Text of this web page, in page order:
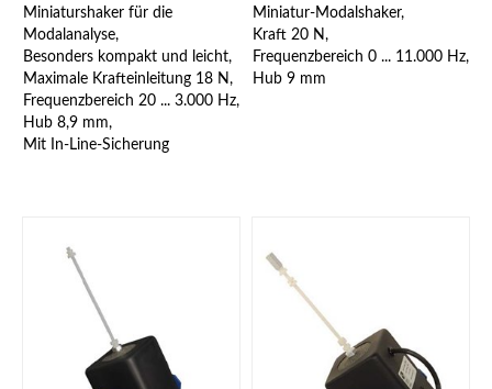
Miniaturshaker für die
Modalanalyse,
Besonders kompakt und leicht,
Maximale Krafteinleitung 18 N,
Frequenzbereich 20 ... 3.000 Hz,
Hub 8,9 mm,
Mit In-Line-Sicherung
Miniatur-Modalshaker,
Kraft 20 N,
Frequenzbereich 0 ... 11.000 Hz,
Hub 9 mm